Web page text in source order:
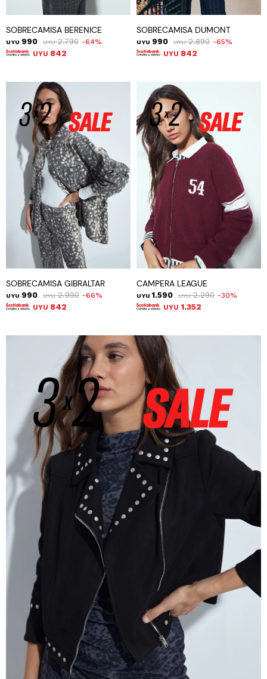
SOBRECAMISA BERENICE
UYU 990 UYU 2.790 64
UYU 842
SOBRECAMISA DUMONT
UYU 990 UYU 2.890 65
UYU 842
SOBRECAMISA GIBRALTAR
UYU 990 UYU 2.990 66
UYU 842
CAMPERA LEAGUE
UYU 1.590 UYU 2.290 30
UYU 1.352